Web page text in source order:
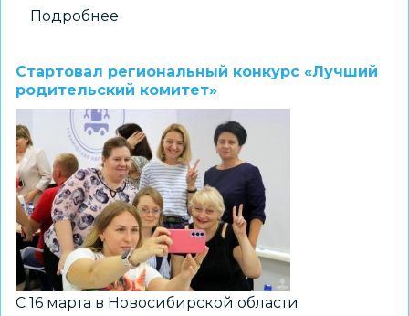
Подробнее
конкурс
методических
команд
«Методический
Олимп»
—
2026
Стартовал региональный конкурс «Лучший
родительский комитет»
С 16 марта в Новосибирской области